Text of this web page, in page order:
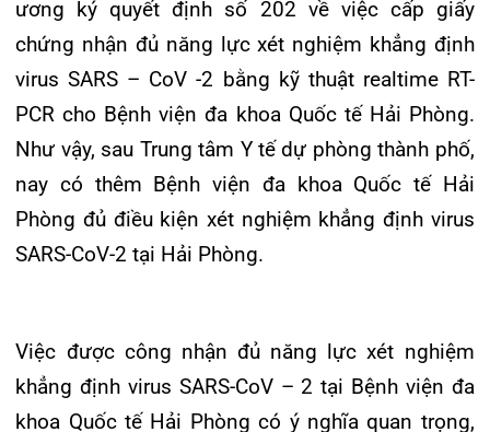
biệt cùng với thành phố nâng cao năng lực
chống dịch hiệu quả cho nhân viên y tế và đông
đảo người dân.
Tin mới nhất
THÔNG BÁO THAY ĐỔI GIỜ LÀM
31/07/2026
TẾ CHẠM ĐẾN TRÁI TI...
28/07/2026